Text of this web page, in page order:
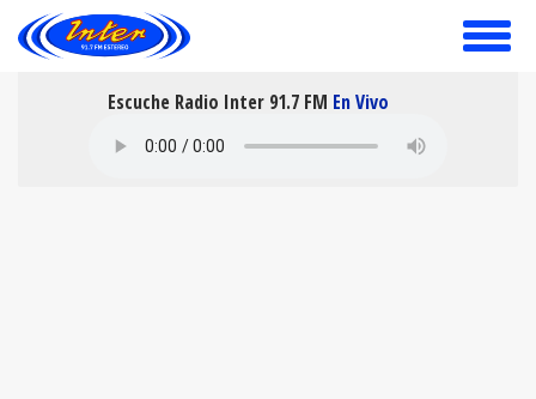
toggle
Escuche Radio Inter 91.7 FM En Vivo